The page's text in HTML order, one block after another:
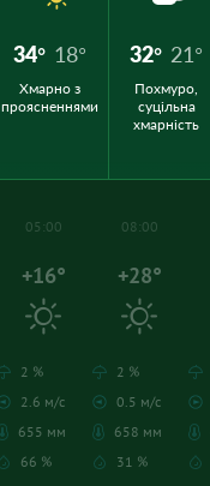
34° 18°
Хмарно з
проясненнями
32° 21°
Похмуро,
суцільна
хмарність
05:00
+16°
2 %
2.6 м/с
655 мм
66 %
08:00
+28°
2 %
0.5 м/с
658 мм
31 %